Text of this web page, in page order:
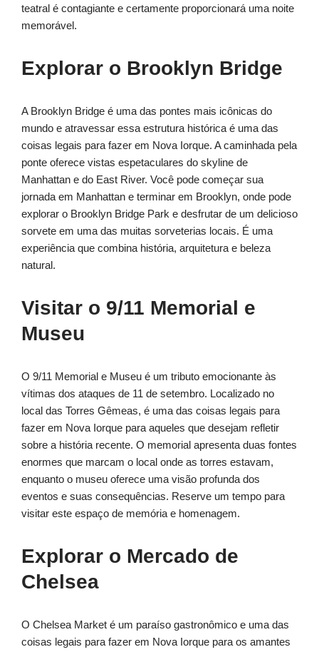
teatral é contagiante e certamente proporcionará uma noite
memorável.
Explorar o Brooklyn Bridge
A Brooklyn Bridge é uma das pontes mais icônicas do
mundo e atravessar essa estrutura histórica é uma das
coisas legais para fazer em Nova Iorque. A caminhada pela
ponte oferece vistas espetaculares do skyline de
Manhattan e do East River. Você pode começar sua
jornada em Manhattan e terminar em Brooklyn, onde pode
explorar o Brooklyn Bridge Park e desfrutar de um delicioso
sorvete em uma das muitas sorveterias locais. É uma
experiência que combina história, arquitetura e beleza
natural.
Visitar o 9/11 Memorial e
Museu
O 9/11 Memorial e Museu é um tributo emocionante às
vítimas dos ataques de 11 de setembro. Localizado no
local das Torres Gêmeas, é uma das coisas legais para
fazer em Nova Iorque para aqueles que desejam refletir
sobre a história recente. O memorial apresenta duas fontes
enormes que marcam o local onde as torres estavam,
enquanto o museu oferece uma visão profunda dos
eventos e suas consequências. Reserve um tempo para
visitar este espaço de memória e homenagem.
Explorar o Mercado de
Chelsea
O Chelsea Market é um paraíso gastronômico e uma das
coisas legais para fazer em Nova Iorque para os amantes